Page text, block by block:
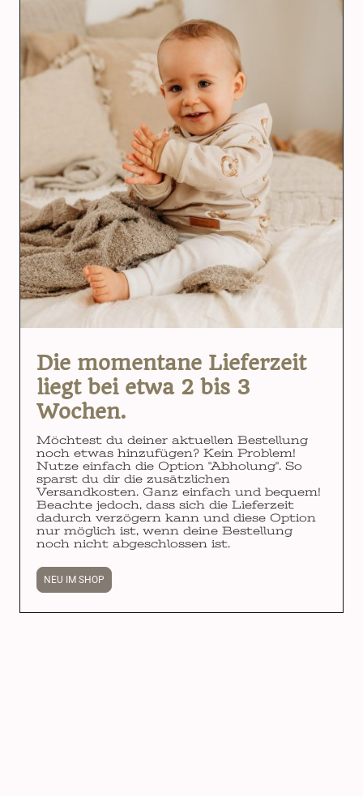
Die momentane Lieferzeit
liegt bei etwa 2 bis 3
Wochen.
Möchtest du deiner aktuellen Bestellung
noch etwas hinzufügen? Kein Problem!
Nutze einfach die Option "Abholung". So
sparst du dir die zusätzlichen
Versandkosten. Ganz einfach und bequem!
Beachte jedoch, dass sich die Lieferzeit
dadurch verzögern kann und diese Option
nur möglich ist, wenn deine Bestellung
noch nicht abgeschlossen ist.
NEU IM SHOP